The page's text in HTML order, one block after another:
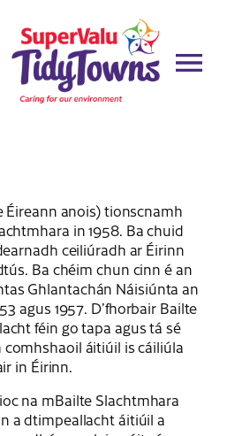
Éireann anois) tionscnamh
in 1958. Ba chuid
ceiliúradh ar Éirinn
Ba chéim chun cinn é an
Ghlantachán Náisiúnta an
agus 1957. D’fhorbair Bailte
féin go tapa agus tá sé
​​áitiúil is cáiliúla
in Éirinn.
na mBailte Slachtmhara
a dtimpeallacht áitiúil a